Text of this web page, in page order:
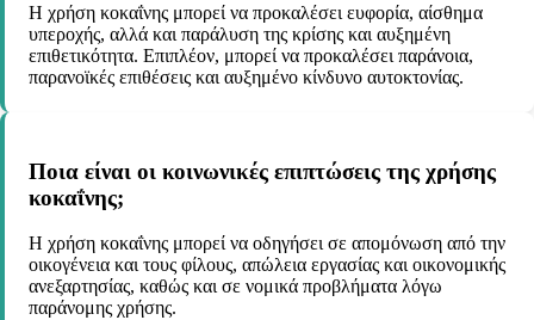
Η χρήση κοκαΐνης μπορεί να προκαλέσει ευφορία, αίσθημα
υπεροχής, αλλά και παράλυση της κρίσης και αυξημένη
επιθετικότητα. Επιπλέον, μπορεί να προκαλέσει παράνοια,
παρανοϊκές επιθέσεις και αυξημένο κίνδυνο αυτοκτονίας.
Ποια είναι οι κοινωνικές επιπτώσεις της χρήσης
κοκαΐνης;
Η χρήση κοκαΐνης μπορεί να οδηγήσει σε απομόνωση από την
οικογένεια και τους φίλους, απώλεια εργασίας και οικονομικής
ανεξαρτησίας, καθώς και σε νομικά προβλήματα λόγω
παράνομης χρήσης.